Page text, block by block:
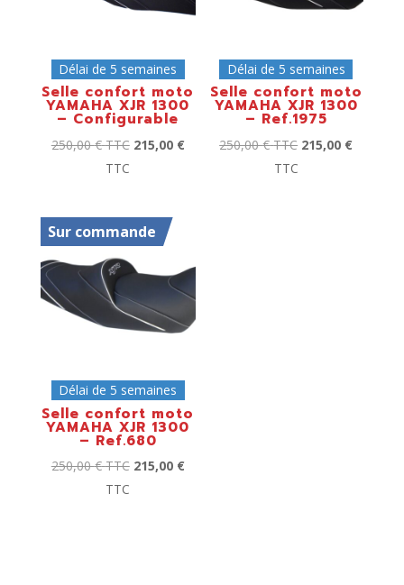
Délai de 5 semaines
Selle confort moto
YAMAHA XJR 1300
– Configurable
250,00€ TTC 215,00 €
TTC
Délai de 5 semaines
Selle confort moto
YAMAHA XJR 1300
– Ref.1975
250,00€ TTC 215,00 €
TTC
Sur commande
Délai de 5 semaines
Selle confort moto
YAMAHA XJR 1300
– Ref.680
250,00€ TTC 215,00 €
TTC